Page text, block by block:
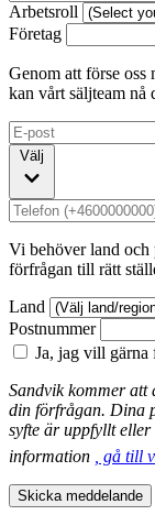
Arbetsroll
Företag
Genom att förse oss
kan vårt säljteam nå
Välj
Vi behöver land och
förfrågan till rätt
Land
Postnummer
Ja, jag vill
Sandvik kommer att
din förfrågan. Dina
syfte är uppfyllt
information
, gå till
Skicka meddelande